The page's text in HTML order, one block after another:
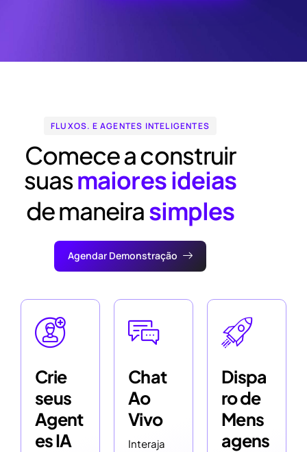
FLUXOS. E AGENTES INTELIGENTES
Comece a construir
suasmaiores ideias
de maneirasimples
Agendar Demonstração
Crie
seus
Agent
es IA
Chat
Ao
Vivo
Interaja
Dispa
ro de
Mens
agens